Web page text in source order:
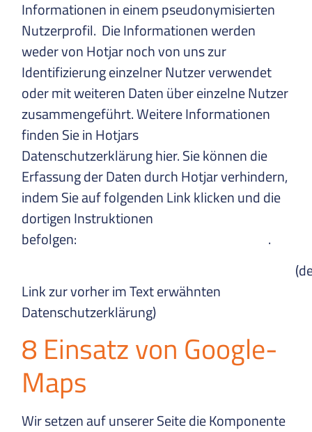
Informationen in einem pseudonymisierten
Nutzerprofil. Die Informationen werden
weder von Hotjar noch von uns zur
Identifizierung einzelner Nutzer verwendet
oder mit weiteren Daten über einzelne Nutzer
zusammengeführt. Weitere Informationen
finden Sie in Hotjars
Datenschutzerklärung hier. Sie können die
Erfassung der Daten durch Hotjar verhindern,
indem Sie auf folgenden Link klicken und die
dortigen Instruktionen
befolgen:
.
Link zur vorher im Text erwähnten
Datenschutzerklärung)
8 Einsatz von Google-
Maps
Wir setzen auf unserer Seite die Komponente